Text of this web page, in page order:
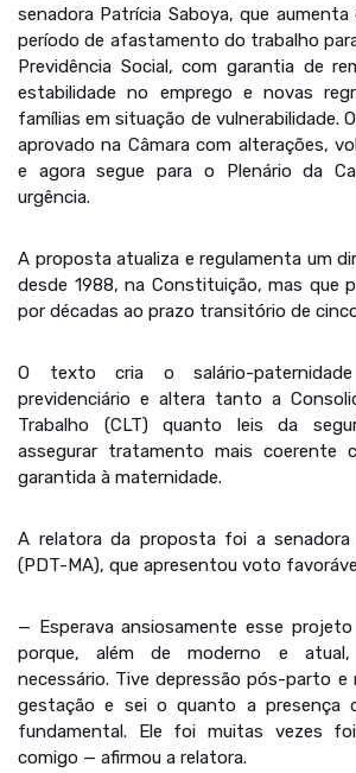
senadora Patrícia Saboya, que
período de afastamento do trabalho
Previdência Social, com garantia de
estabilidade no emprego e novas
famílias em situação de vulnerabilidade.
aprovado na Câmara com alterações,
e agora segue para o Plenário da
urgência.
A proposta atualiza e regulamenta um
desde 1988, na Constituição, mas que
por décadas ao prazo transitório de
O texto cria o salário-
previdenciário e altera tanto a
Trabalho (CLT) quanto leis da
assegurar tratamento mais coerente
garantida à maternidade.
A relatora da proposta foi a
(PDT-MA), que apresentou voto
— Esperava ansiosamente esse
porque, além de moderno e atual,
necessário. Tive depressão pós-parto e
gestação e sei o quanto a presença
fundamental. Ele foi muitas vezes
comigo — afirmou a relatora.